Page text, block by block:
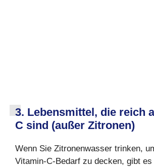
3. Lebensmittel, die reich
C sind (außer Zitronen)
Wenn Sie Zitronenwasser trinken,
Vitamin-C-Bedarf zu decken, gibt